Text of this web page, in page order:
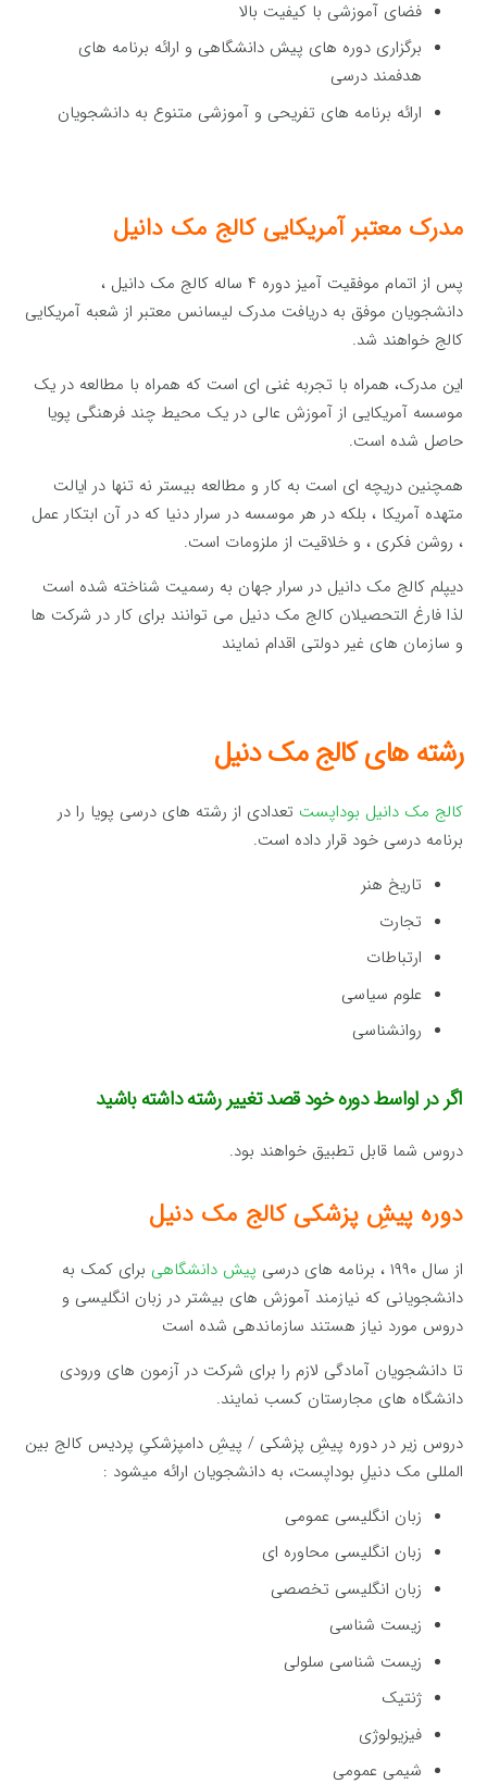
فضای آموزشی با کیفیت بالا
برگزاری دوره های پیش دانشگاهی و ارائه برنامه های
هدفمند درسی
ارائه برنامه های تفریحی و آموزشی متنوع به دانشجویان
مدرک معتبر آمریکایی کالج مک دانیل
پس از اتمام موفقیت آمیز دوره ۴ ساله کالج مک دانیل ،
دانشجویان موفق به دریافت مدرک لیسانس معتبر از شعبه آمریکایی
کالج خواهند شد.
این مدرک، همراه با تجربه غنی ای است که همراه با مطالعه در یک
موسسه آمریکایی از آموزش عالی در یک محیط چند فرهنگی پویا
حاصل شده است.
همچنین دریچه ای است به کار و مطالعه بیستر نه تنها در ایالت
متهده آمریکا ، بلکه در هر موسسه در سرار دنیا که در آن ابتکار عمل
، روشن فکری ، و خلاقیت از ملزومات است.
دیپلم کالج مک دانیل در سرار جهان به رسمیت شناخته شده است
لذا فارغ التحصیلان کالج مک دنیل می توانند برای کار در شرکت ها
و سازمان های غیر دولتی اقدام نمایند
رشته های کالج مک دنیل
کالج مک دانیل بوداپست تعدادی از رشته های درسی پویا را در
برنامه درسی خود قرار داده است.
تاریخ هنر
تجارت
ارتباطات
علوم سیاسی
روانشناسی
اگر در اواسط دوره خود قصد تغییر رشته داشته باشید
دروس شما قابل تطبیق خواهند بود.
دوره پیشِ پزشکی کالج مک دنیل
از سال ۱۹۹۰ ، برنامه های درسی پیش دانشگاهی برای کمک به
دانشجویانی که نیازمند آموزش های بیشتر در زبان انگلیسی و
دروس مورد نیاز هستند سازماندهی شده است
تا دانشجویان آمادگی لازم را برای شرکت در آزمون های ورودی
دانشگاه های مجارستان کسب نمایند.
دروس زیر در دوره پیشِ پزشکی / پیشِ دامپزشکیِ پردیس کالج بین
المللی مک دنیلِ بوداپست، به دانشجویان ارائه میشود :
زبان انگلیسی عمومی
زبان انگلیسی محاوره ای
زبان انگلیسی تخصصی
زیست شناسی
زیست شناسی سلولی
ژنتیک
فیزیولوژی
شیمی عمومی